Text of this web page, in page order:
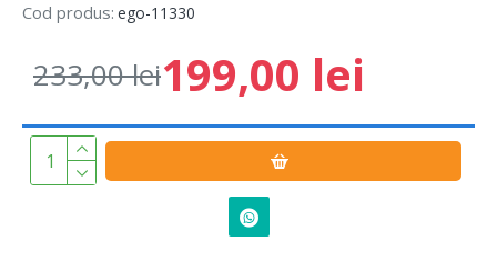
Cod produs: ego-11330
199,00 lei
233,00 lei